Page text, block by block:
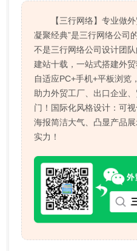
【三行网络】专业做
凝聚经典”是三行网络公司
不是三行网络公司设计团
建站十载，一站式搭建外
自适应PC+手机+平板浏览
助力外贸工厂、出口企业
门！国际化风格设计：可
海报简洁大气、凸显产品
实力！